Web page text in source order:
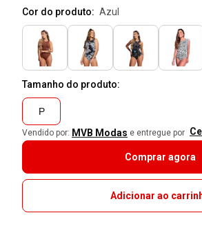
Cor do produto: azul
Tamanho do produto:
P
Vendido por: MVB Modas e entregue por
Comprar agora
Adicionar ao